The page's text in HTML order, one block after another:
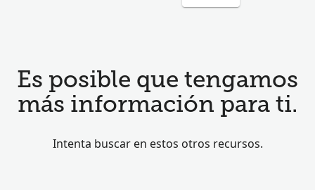
Es posible que tengamos
más información para ti.
Intenta buscar en estos otros recursos.